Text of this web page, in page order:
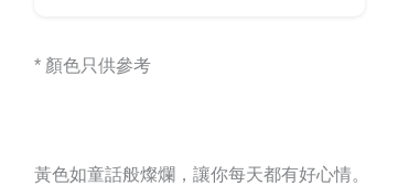
* 顏色只供參考
黃色如童話般燦爛，讓你每天都有好心情。